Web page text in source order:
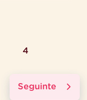
4
Seguinte